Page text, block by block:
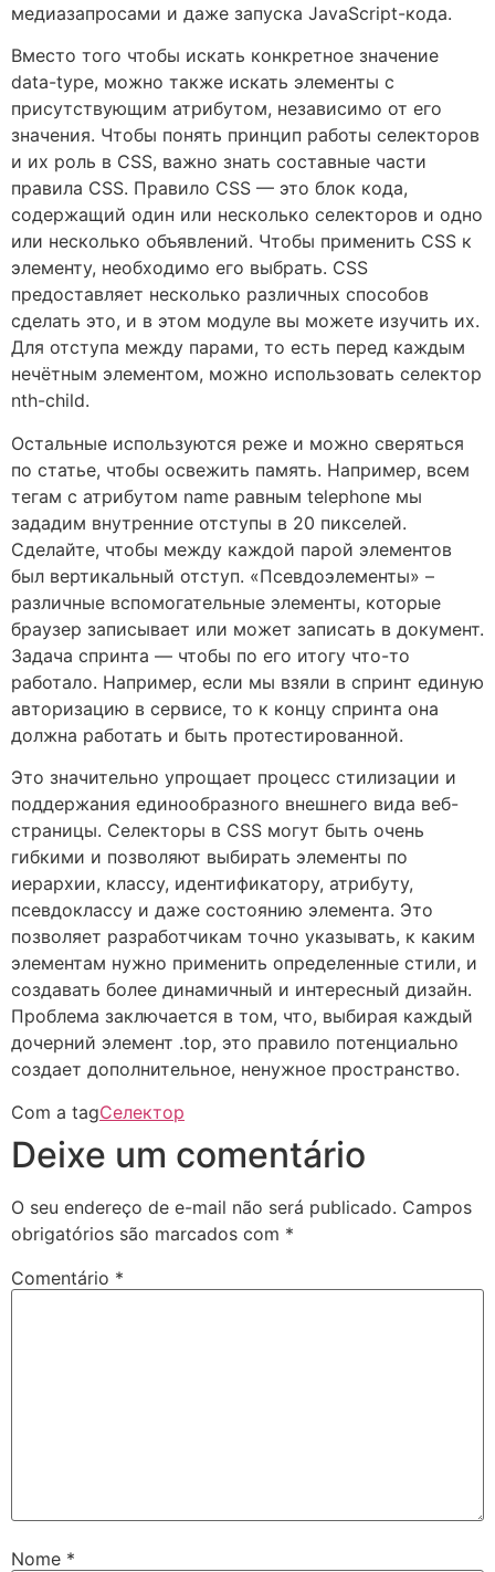
медиазапросами и даже запуска JavaScript-кода.
Вместо того чтобы искать конкретное значение
data-type, можно также искать элементы с
присутствующим атрибутом, независимо от его
значения. Чтобы понять принцип работы селекторов
и их роль в CSS, важно знать составные части
правила CSS. Правило CSS — это блок кода,
содержащий один или несколько селекторов и одно
или несколько объявлений. Чтобы применить CSS к
элементу, необходимо его выбрать. CSS
предоставляет несколько различных способов
сделать это, и в этом модуле вы можете изучить их.
Для отступа между парами, то есть перед каждым
нечётным элементом, можно использовать селектор
nth-child.
Остальные используются реже и можно сверяться
по статье, чтобы освежить память. Например, всем
тегам с атрибутом name равным telephone мы
зададим внутренние отступы в 20 пикселей.
Сделайте, чтобы между каждой парой элементов
был вертикальный отступ. «Псевдоэлементы» –
различные вспомогательные элементы, которые
браузер записывает или может записать в документ.
Задача спринта — чтобы по его итогу что-то
работало. Например, если мы взяли в спринт единую
авторизацию в сервисе, то к концу спринта она
должна работать и быть протестированной.
Это значительно упрощает процесс стилизации и
поддержания единообразного внешнего вида веб-
страницы. Селекторы в CSS могут быть очень
гибкими и позволяют выбирать элементы по
иерархии, классу, идентификатору, атрибуту,
псевдоклассу и даже состоянию элемента. Это
позволяет разработчикам точно указывать, к каким
элементам нужно применить определенные стили, и
создавать более динамичный и интересный дизайн.
Проблема заключается в том, что, выбирая каждый
дочерний элемент .top, это правило потенциально
создает дополнительное, ненужное пространство.
Com a tagСелектор
Deixe um comentário
O seu endereço de e-mail não será publicado. Campos
obrigatórios são marcados com *
Comentário *
Nome *